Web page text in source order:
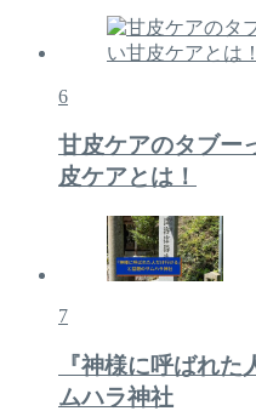
6
甘皮ケアのタブー
皮ケアとは！
7
『神様に呼ばれ
ムハラ神社